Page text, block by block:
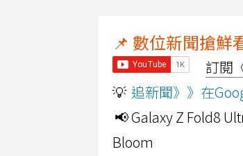
📌 數位新聞搶鮮
訂閱
💡 追新聞》》在
📢 Galaxy Z Fold8
Bloom